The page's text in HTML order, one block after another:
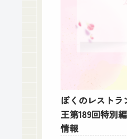
ぼくのレスト
王第189回特別
情報